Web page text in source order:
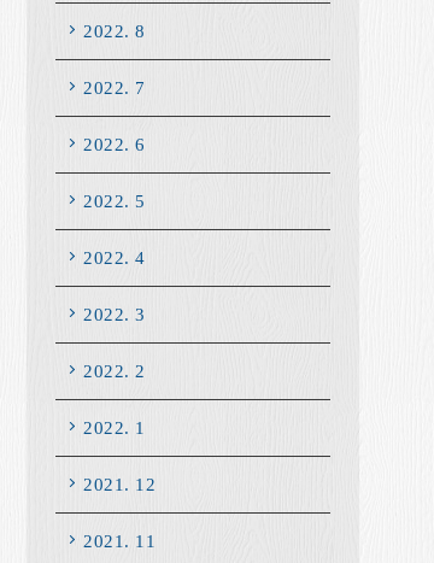
2022. 8
2022. 7
2022. 6
2022. 5
2022. 4
2022. 3
2022. 2
2022. 1
2021. 12
2021. 11